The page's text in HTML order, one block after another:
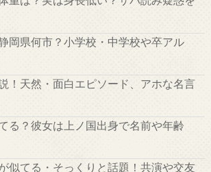
岡県何市？小学校・中学校や卒アル
！天然・面白エピソード、アホな名言
る？彼女は上ノ国出身で名前や年齢
似てる・そっくりと話題！共演や交友